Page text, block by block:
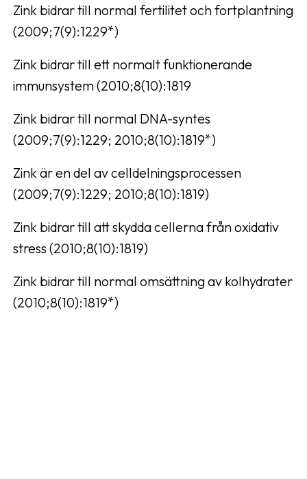
Zink bidrar till normal fertilitet och fortplantning
(2009;7(9):1229*)
Zink bidrar till ett normalt funktionerande
immunsystem (2010;8(10):1819
Zink bidrar till normal DNA-syntes
(2009;7(9):1229; 2010;8(10):1819*)
Zink är en del av celldelningsprocessen
(2009;7(9):1229; 2010;8(10):1819)
Zink bidrar till att skydda cellerna från oxidativ
stress (2010;8(10):1819)
Zink bidrar till normal omsättning av kolhydrater
(2010;8(10):1819*)